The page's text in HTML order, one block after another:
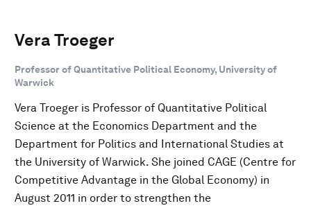
Vera Troeger
Professor of Quantitative Political Economy, University of
Warwick
Vera Troeger is Professor of Quantitative Political
Science at the Economics Department and the
Department for Politics and International Studies at
the University of Warwick. She joined CAGE (Centre for
Competitive Advantage in the Global Economy) in
August 2011 in order to strengthen the